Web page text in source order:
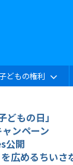
どもの権利
どもの日」
ンペーン
公開
広めるちいさ